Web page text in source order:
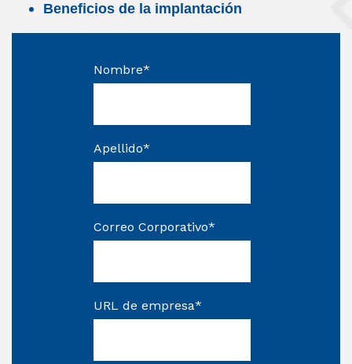
Beneficios de la implantación
Nombre*
Apellido*
Correo Corporativo*
URL de empresa*